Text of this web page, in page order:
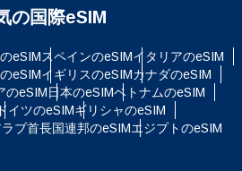
の国際eSIM
eSIMスペインのeSIMイタリアのeSIM
eSIMイギリスのeSIMカナダのeSIM
のeSIM日本のeSIMベトナムのeSIM
ドイツのeSIMギリシャのeSIM
ラブ首長国連邦のeSIMエジプトのeSIM